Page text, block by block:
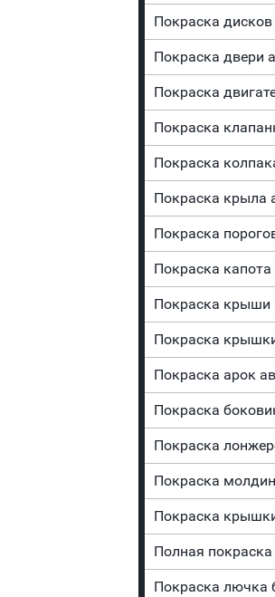
Покраска дисков
Покраска двери
Покраска
Покраска
Покраска
Покраска крыла
Покраска
Покраска капота
Покраска крыши
Покраска
Покраска арок
Покраска
Покраска
Покраска
Покраска
Полная покраска
Покраска лючка